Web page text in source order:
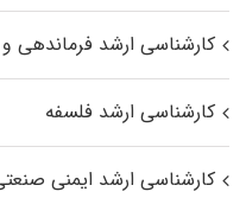
کارشناسی ارشد فرماندهی
کارشناسی ارشد فلسفه
کارشناسی ارشد ایمنی